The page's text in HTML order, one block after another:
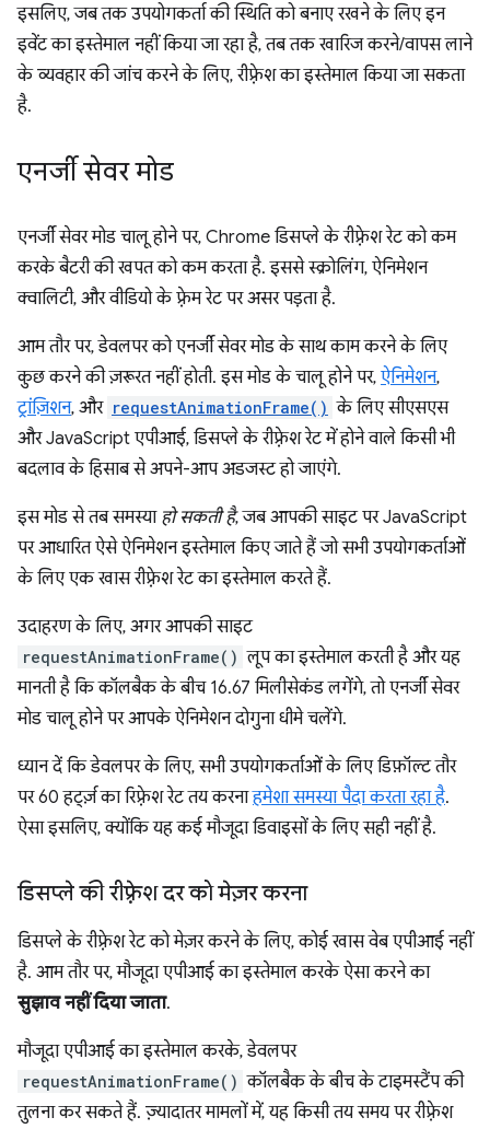
इसलिए, जब तक उपयोगकर्ता की स्थिति को बनाए रखने के लिए इन
इवेंट का इस्तेमाल नहीं किया जा रहा है, तब तक खारिज करने/वापस लाने
के व्यवहार की जांच करने के लिए, रीफ़्रेश का इस्तेमाल किया जा सकता
है.
एनर्जी सेवर मोड
एनर्जी सेवर मोड चालू होने पर, Chrome डिसप्ले के रीफ़्रेश रेट को कम
करके बैटरी की खपत को कम करता है. इससे स्क्रोलिंग, ऐनिमेशन
क्वालिटी, और वीडियो के फ़्रेम रेट पर असर पड़ता है.
आम तौर पर, डेवलपर को एनर्जी सेवर मोड के साथ काम करने के लिए
कुछ करने की ज़रूरत नहीं होती. इस मोड के चालू होने पर, ऐनिमेशन,
ट्रांज़िशन, और requestAnimationFrame() के लिए सीएसएस
और JavaScript एपीआई, डिसप्ले के रीफ़्रेश रेट में होने वाले किसी भी
बदलाव के हिसाब से अपने-आप अडजस्ट हो जाएंगे.
इस मोड से तब समस्या हो सकती है, जब आपकी साइट पर JavaScript
पर आधारित ऐसे ऐनिमेशन इस्तेमाल किए जाते हैं जो सभी उपयोगकर्ताओं
के लिए एक खास रीफ़्रेश रेट का इस्तेमाल करते हैं.
उदाहरण के लिए, अगर आपकी साइट
requestAnimationFrame() लूप का इस्तेमाल करती है और यह
मानती है कि कॉलबैक के बीच 16.67 मिलीसेकंड लगेंगे, तो एनर्जी सेवर
मोड चालू होने पर आपके ऐनिमेशन दोगुना धीमे चलेंगे.
ध्यान दें कि डेवलपर के लिए, सभी उपयोगकर्ताओं के लिए डिफ़ॉल्ट तौर
पर 60 हर्ट्ज़ का रिफ़्रेश रेट तय करनाहमेशा समस्या पैदा करता रहा है.
ऐसा इसलिए, क्योंकि यह कई मौजूदा डिवाइसों के लिए सही नहीं है.
डिसप्ले की रीफ़्रेश दर को मेज़र करना
डिसप्ले के रीफ़्रेश रेट को मेज़र करने के लिए, कोई खास वेब एपीआई नहीं
है. आम तौर पर, मौजूदा एपीआई का इस्तेमाल करके ऐसा करने का
सुझाव नहीं दिया जाता.
मौजूदा एपीआई का इस्तेमाल करके, डेवलपर
requestAnimationFrame() कॉलबैक के बीच के टाइमस्टैंप की
तुलना कर सकते हैं. ज़्यादातर मामलों में, यह किसी तय समय पर रीफ़्रेश